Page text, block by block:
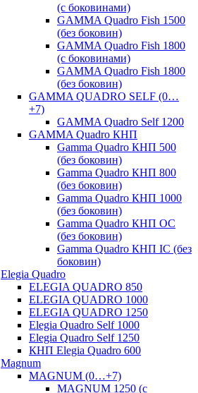
(с боковинами)
GAMMA Quadro Fish 1500
(без боковин)
GAMMA Quadro Fish 1800
(с боковинами)
GAMMA Quadro Fish 1800
(без боковин)
GAMMA QUADRO SELF (0…
+7)
GAMMA Quadro Self 1200
GAMMA Quadro КНП
Gamma Quadro КНП 500
(без боковин)
Gamma Quadro КНП 800
(без боковин)
Gamma Quadro КНП 1000
(без боковин)
Gamma Quadro КНП OC
(без боковин)
Gamma Quadro КНП IC (без
боковин)
Elegia Quadro
ELEGIA QUADRO 850
ELEGIA QUADRO 1000
ELEGIA QUADRO 1250
Elegia Quadro Self 1000
Elegia Quadro Self 1250
КНП Elegia Quadro 600
Magnum
MAGNUM (0…+7)
MAGNUM 1250 (с